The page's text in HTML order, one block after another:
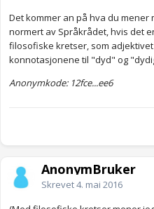
Det kommer an på hva du mener
normert av Språkrådet, hvis det
filosofiske kretser, som
konnotasjonene til "dyd" og
Anonymkode: 12fce...ee6
AnonymBruker
Skrevet4. mai 2016